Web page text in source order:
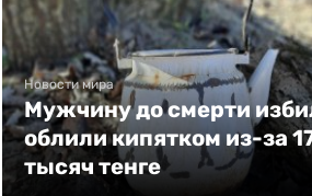
Новости мира
Мужчину до смерти
облили кипятком из-за
тысяч тенге